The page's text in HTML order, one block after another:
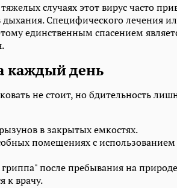
случаях этот вирус часто
дыхания. Специфического лечения
единственным спасением
каждый день
не стоит, но бдительность
в закрытых емкостях.
помещениях с
после пребывания на
к врачу.